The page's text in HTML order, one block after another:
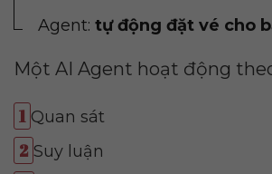
Agent: tự động đặt vé cho
Một AI Agent hoạt động
Quan sát
Suy luận